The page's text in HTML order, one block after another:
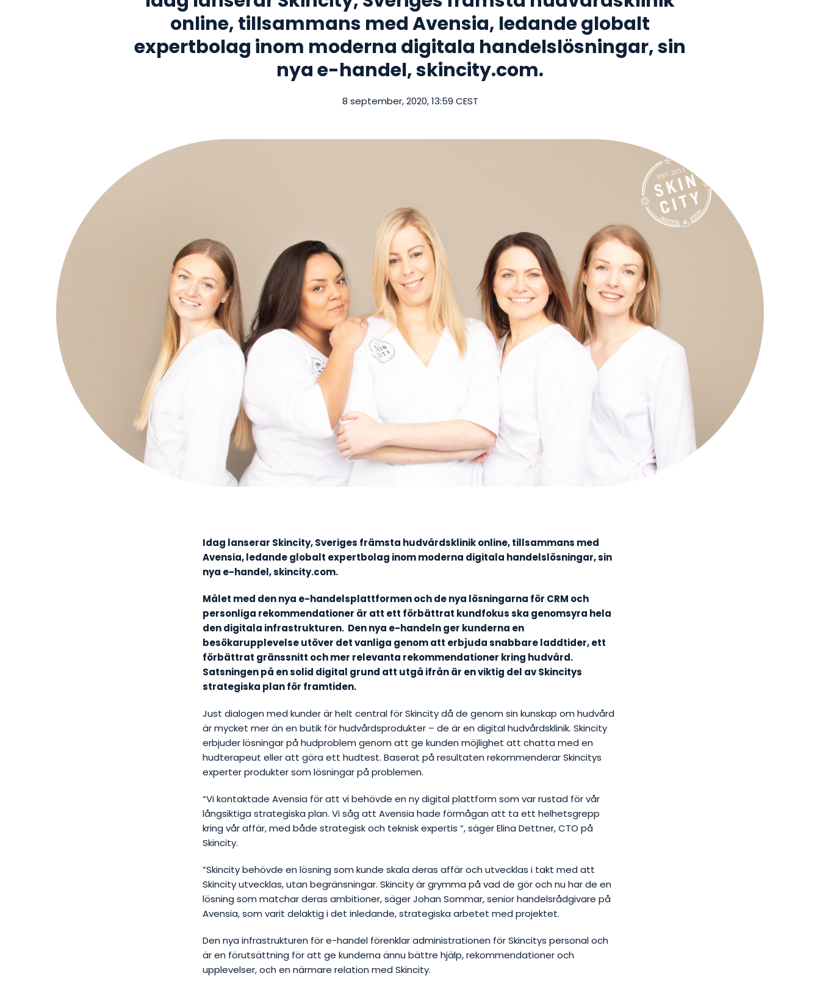
online, tillsammans med Avensia, ledande globalt
expertbolag inom moderna digitala handelslösningar, sin
nya e-handel, skincity.com.
8 september, 2020, 13:59 CEST
Idag lanserar Skincity, Sveriges främsta hudvårdsklinik online, tillsammans med
Avensia, ledande globalt expertbolag inom moderna digitala handelslösningar, sin
nya e-handel, skincity.com.
Målet med den nya e-handelsplattformen och de nya lösningarna för CRM och
personliga rekommendationer är att ett förbättrat kundfokus ska genomsyra hela
den digitala infrastrukturen. Den nya e-handeln ger kunderna en
besökarupplevelse utöver det vanliga genom att erbjuda snabbare laddtider, ett
förbättrat gränssnitt och mer relevanta rekommendationer kring hudvård.
Satsningen på en solid digital grund att utgå ifrån är en viktig del av Skincitys
strategiska plan för framtiden.
Just dialogen med kunder är helt central för Skincity då de genom sin kunskap om hudvård
är mycket mer än en butik för hudvårdsprodukter – de är en digital hudvårdsklinik. Skincity
erbjuder lösningar på hudproblem genom att ge kunden möjlighet att chatta med en
hudterapeut eller att göra ett hudtest. Baserat på resultaten rekommenderar Skincitys
experter produkter som lösningar på problemen.
“Vi kontaktade Avensia för att vi behövde en ny digital plattform som var rustad för vår
långsiktiga strategiska plan. Vi såg att Avensia hade förmågan att ta ett helhetsgrepp
kring vår affär, med både strategisk och teknisk expertis “,säger Elina Dettner, CTO på
Skincity.
”Skincity behövde en lösning som kunde skala deras affär och utvecklas i takt med att
Skincity utvecklas, utan begränsningar. Skincity är grymma på vad de gör och nu har de en
lösning som matchar deras ambitioner, säger Johan Sommar, senior handelsrådgivare på
Avensia, som varit delaktig i det inledande, strategiska arbetet med projektet.
Den nya infrastrukturen för e-handel förenklar administrationen för Skincitys personal och
är en förutsättning för att ge kunderna ännu bättre hjälp, rekommendationer och
upplevelser, och en närmare relation med Skincity.